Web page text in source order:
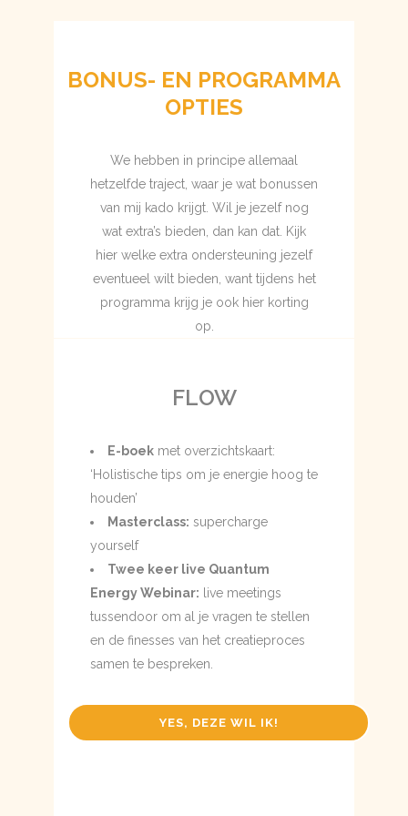
BONUS- EN PROGRAMMA
OPTIES
We hebben in principe allemaal
hetzelfde traject, waar je wat bonussen
van mij kado krijgt. Wil je jezelf nog
wat extra’s bieden, dan kan dat. Kijk
hier welke extra ondersteuning jezelf
eventueel wilt bieden, want tijdens het
programma krijg je ook hier korting
op.
FLOW
E-boek met overzichtskaart:
‘Holistische tips om je energie hoog te
houden’
Masterclass: supercharge
yourself
Twee keer live Quantum
Energy Webinar: live meetings
tussendoor om al je vragen te stellen
en de finesses van het creatieproces
samen te bespreken.
YES, DEZE WIL IK!